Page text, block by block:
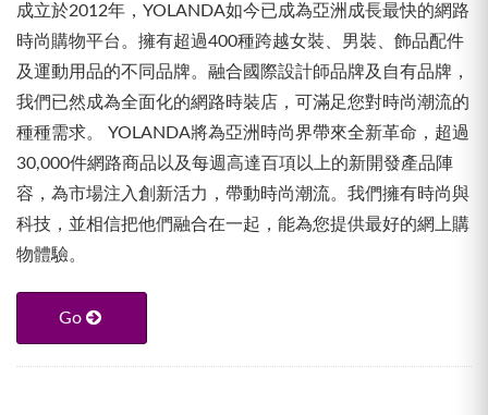
成立於2012年，YOLANDA如今已成為亞洲成長最快的網路
時尚購物平台。擁有超過400種跨越女裝、男裝、飾品配件
及運動用品的不同品牌。融合國際設計師品牌及自有品牌，
我們已然成為全面化的網路時裝店，可滿足您對時尚潮流的
種種需求。 YOLANDA將為亞洲時尚界帶來全新革命，超過
30,000件網路商品以及每週高達百項以上的新開發產品陣
容，為市場注入創新活力，帶動時尚潮流。我們擁有時尚與
科技，並相信把他們融合在一起，能為您提供最好的網上購
物體驗。
Go